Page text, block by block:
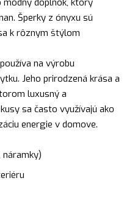
Šperky z ónyxu sú
k rôznym štýlom
na výrobu
Jeho prirodzená krása a
luxusný a
sa často využívajú ako
energie v domove.
náramky)